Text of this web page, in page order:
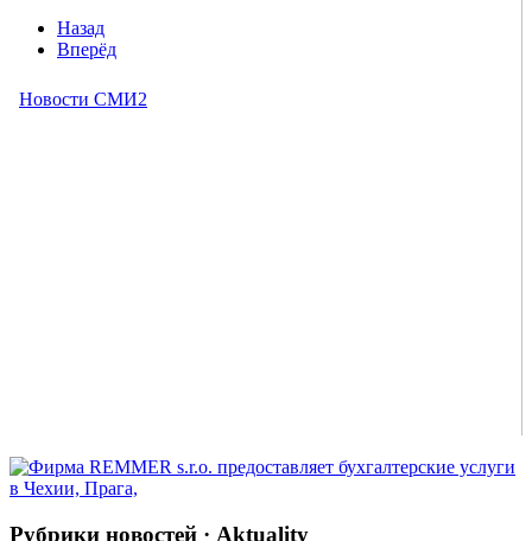
Назад
Вперёд
Рубрики новостей · Aktuality